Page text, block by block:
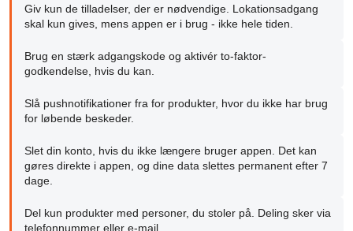
Giv kun de tilladelser, der er nødvendige. Lokationsadgang
skal kun gives, mens appen er i brug - ikke hele tiden.
Brug en stærk adgangskode og aktivér to-faktor-
godkendelse, hvis du kan.
Slå pushnotifikationer fra for produkter, hvor du ikke har brug
for løbende beskeder.
Slet din konto, hvis du ikke længere bruger appen. Det kan
gøres direkte i appen, og dine data slettes permanent efter 7
dage.
Del kun produkter med personer, du stoler på. Deling sker via
telefonnummer eller e-mail.